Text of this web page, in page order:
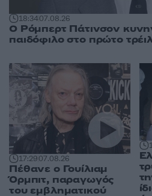
18:3407.08.26
Ο Ρόμπερτ Πάτινσον
παιδόφιλο στο πρώτο
17:2907.08.26
Πέθανε ο Γουίλιαμ
Όρμπιτ, παραγωγός
του εμβληματικού